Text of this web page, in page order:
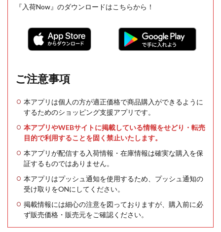
『入荷Now』のダウンロードはこちらから！
ご注意事項
本アプリは個人の方が適正価格で商品購入ができるように
するためのショッピング支援アプリです。
本アプリやWEBサイトに掲載している情報をせどり・転売
目的で利用することを固く禁止いたします。
本アプリが配信する入荷情報・在庫情報は確実な購入を保
証するものではありません。
本アプリはプッシュ通知を使用するため、プッシュ通知の
受け取りをONにしてください。
掲載情報には細心の注意を図っておりますが、購入前に必
ず販売価格・販売元をご確認ください。